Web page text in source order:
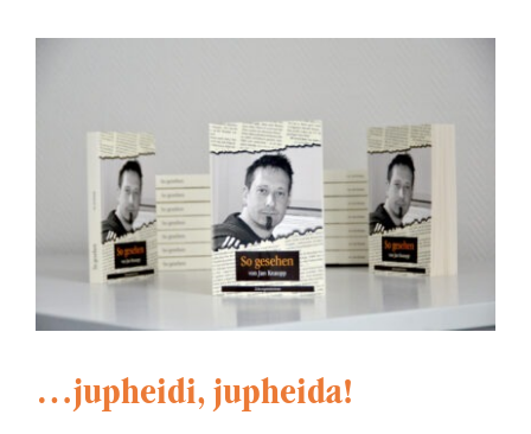
…jupheidi, jupheida!